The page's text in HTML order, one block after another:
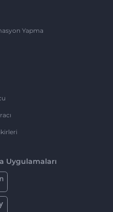
Yapma
Uygulamaları